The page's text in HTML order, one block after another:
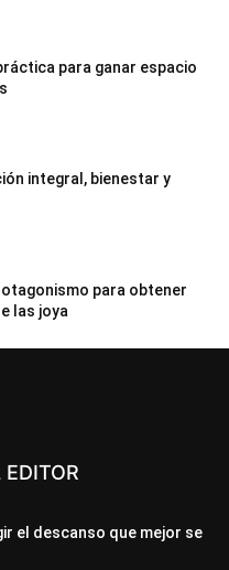
para ganar espacio
integral, bienestar y
para obtener
las joya
EDITOR
el descanso que mejor se